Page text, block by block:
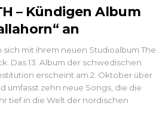
– Kündigen Album
an
sich mit ihrem neuen Studioalbum The
Das 13. Album der schwedischen
erscheint am 2. Oktober über
umfasst zehn neue Songs, die die
tief in die Welt der nordischen